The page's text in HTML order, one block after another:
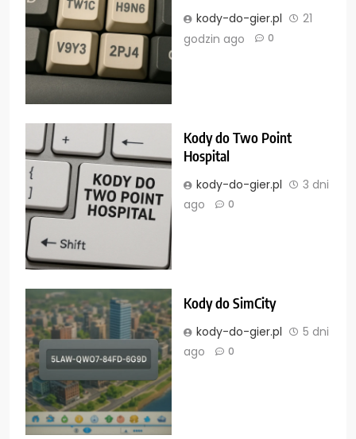
kody-do-gier.pl
21
godzin ago
0
Kody do Two Point
Hospital
kody-do-gier.pl
3 dni
ago
0
Kody do SimCity
kody-do-gier.pl
5 dni
ago
0